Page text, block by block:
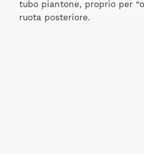
tubo piantone, proprio per
ruota posteriore.